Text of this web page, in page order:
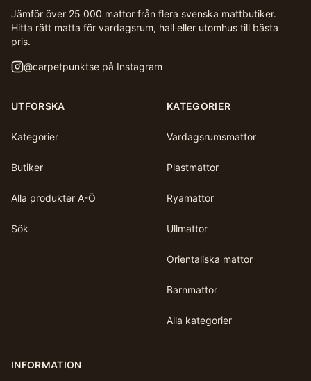
Jämför över 25 000 mattor från flera svenska mattbutiker.
Hitta rätt matta för vardagsrum, hall eller utomhus till bästa
pris.
@carpetpunktse på Instagram
UTFORSKA
Kategorier
Butiker
Alla produkter A-Ö
Sök
KATEGORIER
Vardagsrumsmattor
Plastmattor
Ryamattor
Ullmattor
Orientaliska mattor
Barnmattor
Alla kategorier
INFORMATION